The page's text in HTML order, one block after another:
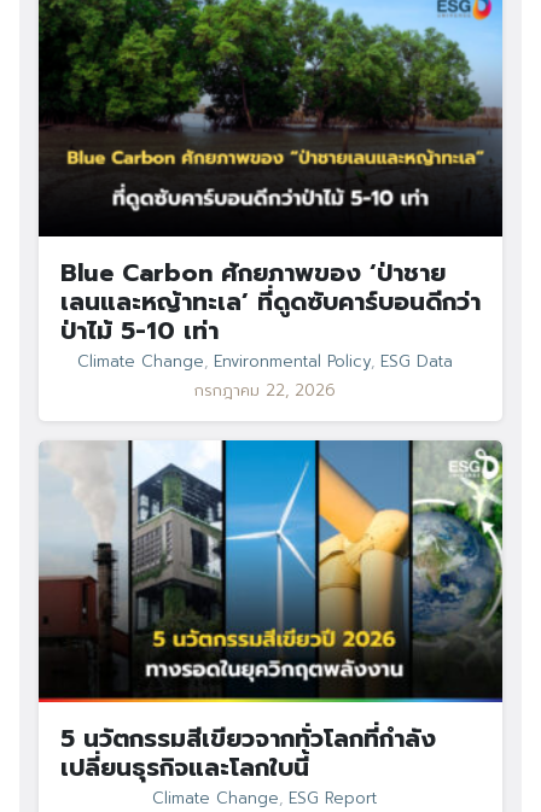
for: Search
Blue Carbon ศักยภาพของ ‘ป่าชาย
เลนและหญ้าทะเล’ ที่ดูดซับคาร์บอนดีกว่า
ป่าไม้ 5-10 เท่า
Climate Change, Environmental Policy, ESG Data
กรกฎาคม 22, 2026
5 นวัตกรรมสีเขียวจากทั่วโลกที่กำลัง
เปลี่ยนธุรกิจและโลกใบนี้
Climate Change, ESG Report